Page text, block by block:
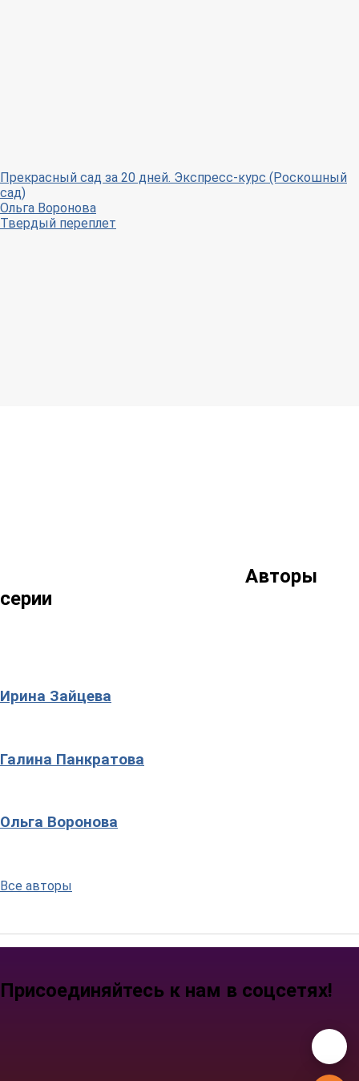
Прекрасный сад за 20 дней. Экспресс-курс (Роскошный
сад)
Ольга Воронова
Твердый переплет
Авторы
серии
Ирина Зайцева
Галина Панкратова
Ольга Воронова
Все авторы
Присоединяйтесь к нам в соцсетях!